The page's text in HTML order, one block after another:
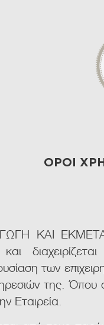
ΟΡΟΙ
ΚΑΙ
των
της. Όπου
Εταιρεία.